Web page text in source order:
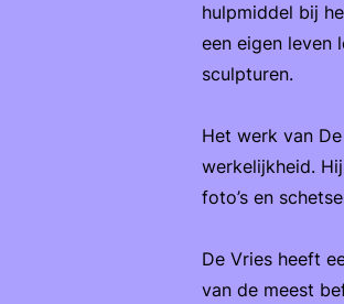
hulpmiddel bij
een eigen leven
sculpturen.
Het werk van
werkelijkheid.
foto’s en
De Vries heeft
van de meest